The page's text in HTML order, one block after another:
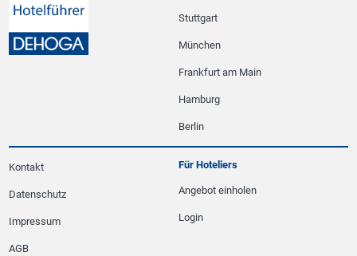
Stuttgart
München
Frankfurt am Main
Hamburg
Berlin
Kontakt
Datenschutz
Impressum
AGB
Für Hoteliers
Angebot einholen
Login